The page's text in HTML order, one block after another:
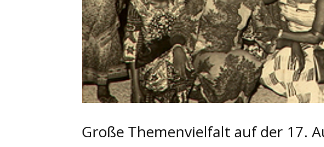
Große Themenvielfalt auf der 17.